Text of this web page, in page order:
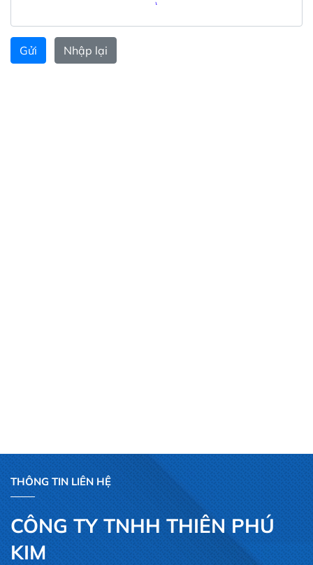
THÔNG TIN LIÊN HỆ
CÔNG TY TNHH THIÊN PHÚ
KIM